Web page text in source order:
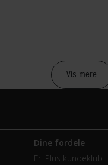
RD-R9100
Vis mere
Dine fordele
Fri Plus kundeklub